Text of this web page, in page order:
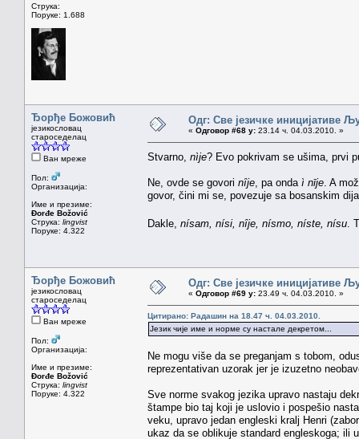
Струка:
Поруке: 1.688
Ђорђе Божовић
језикословац
староседелац
Ван мреже
Пол:
Организација:
Име и презиме:
Đorđe Božović
Струка: lingvist
Поруке: 4.322
Одг: Све језичке иницијативе
« Одговор #68 у: 23.14 ч. 04.03.2010. »
Stvarno, nìje? Evo pokrivam se ušima, prvi
Ne, ovde se govori nȋje , pa onda ì nīje . A
govor, čini mi se, povezuje sa bosanskim
Dakle, nísam, nísi, nȋje, nísmo, níste, nísu .
Ђорђе Божовић
језикословац
староседелац
Ван мреже
Пол:
Организација:
Име и презиме:
Đorđe Božović
Струка: lingvist
Поруке: 4.322
Одг: Све језичке иницијативе
« Одговор #69 у: 23.49 ч. 04.03.2010. »
Цитирано: Радашин на 18.47 ч. 04.03.2010.
Језик чије име и норме су настале декретом...
Ne mogu više da se preganjam s tobom,
reprezentativan uzorak jer je izuzetno
Sve norme svakog jezika upravo nastaju
štampe bio taj koji je uslovio i pospešio
veku, upravo jedan engleski kralj Henri
ukaz da se oblikuje standard engleskoga; ili